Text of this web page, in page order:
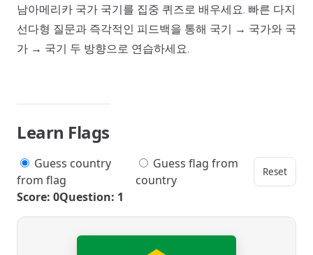
남아메리카 국가 국기를 집중 퀴즈로 배우세요. 빠른 다지
선다형 질문과 즉각적인 피드백을 통해 국기 → 국가와 국
가 → 국기 두 방향으로 연습하세요.
Learn Flags
Guess country
from flag
Guess flag from
country
Reset
Score: 0Question: 1